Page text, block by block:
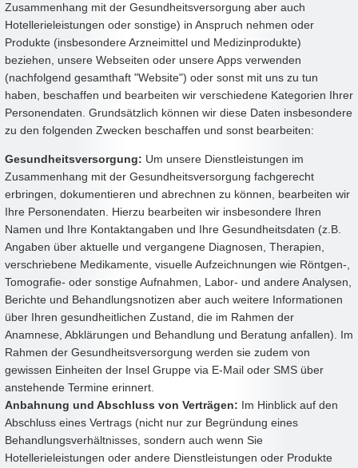
Zusammenhang mit der Gesundheitsversorgung aber auch
Hotellerieleistungen oder sonstige) in Anspruch nehmen oder
Produkte (insbesondere Arzneimittel und Medizinprodukte)
beziehen, unsere Webseiten oder unsere Apps verwenden
(nachfolgend gesamthaft "Website") oder sonst mit uns zu tun
haben, beschaffen und bearbeiten wir verschiedene Kategorien Ihrer
Personendaten. Grundsätzlich können wir diese Daten insbesondere
zu den folgenden Zwecken beschaffen und sonst bearbeiten:
Gesundheitsversorgung: Um unsere Dienstleistungen im
Zusammenhang mit der Gesundheitsversorgung fachgerecht
erbringen, dokumentieren und abrechnen zu können, bearbeiten wir
Ihre Personendaten. Hierzu bearbeiten wir insbesondere Ihren
Namen und Ihre Kontaktangaben und Ihre Gesundheitsdaten (z.B.
Angaben über aktuelle und vergangene Diagnosen, Therapien,
verschriebene Medikamente, visuelle Aufzeichnungen wie Röntgen-,
Tomografie- oder sonstige Aufnahmen, Labor- und andere Analysen,
Berichte und Behandlungsnotizen aber auch weitere Informationen
über Ihren gesundheitlichen Zustand, die im Rahmen der
Anamnese, Abklärungen und Behandlung und Beratung anfallen). Im
Rahmen der Gesundheitsversorgung werden sie zudem von
gewissen Einheiten der Insel Gruppe via E-Mail oder SMS über
anstehende Termine erinnert.
Anbahnung und Abschluss von Verträgen: Im Hinblick auf den
Abschluss eines Vertrags (nicht nur zur Begründung eines
Behandlungsverhältnisses, sondern auch wenn Sie
Hotellerieleistungen oder andere Dienstleistungen oder Produkte